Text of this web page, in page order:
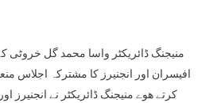
منیجنگ ڈائریکٹر واسا محمد گل خروٹی
افیسران اور انجنیرز کا مشترکہ اجلاس
کرتے ھوے منیجنگ ڈائریکٹر نے انجنیرز